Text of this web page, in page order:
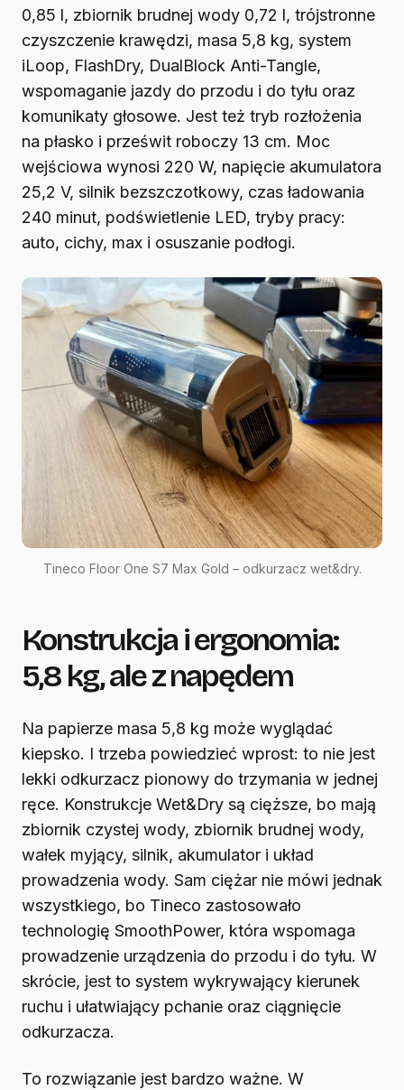
0,85 l, zbiornik brudnej wody 0,72 l, trójstronne
czyszczenie krawędzi, masa 5,8 kg, system
iLoop, FlashDry, DualBlock Anti-Tangle,
wspomaganie jazdy do przodu i do tyłu oraz
komunikaty głosowe. Jest też tryb rozłożenia
na płasko i prześwit roboczy 13 cm. Moc
wejściowa wynosi 220 W, napięcie akumulatora
25,2 V, silnik bezszczotkowy, czas ładowania
240 minut, podświetlenie LED, tryby pracy:
auto, cichy, max i osuszanie podłogi.
Tineco Floor One S7 Max Gold – odkurzacz wet&dry.
Konstrukcja i ergonomia:
5,8 kg, ale z napędem
Na papierze masa 5,8 kg może wyglądać
kiepsko. I trzeba powiedzieć wprost: to nie jest
lekki odkurzacz pionowy do trzymania w jednej
ręce. Konstrukcje Wet&Dry są cięższe, bo mają
zbiornik czystej wody, zbiornik brudnej wody,
wałek myjący, silnik, akumulator i układ
prowadzenia wody. Sam ciężar nie mówi jednak
wszystkiego, bo Tineco zastosowało
technologię SmoothPower, która wspomaga
prowadzenie urządzenia do przodu i do tyłu. W
skrócie, jest to system wykrywający kierunek
ruchu i ułatwiający pchanie oraz ciągnięcie
odkurzacza.
To rozwiązanie jest bardzo ważne. W